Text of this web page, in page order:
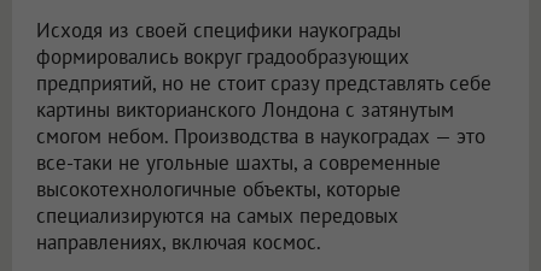
Исходя из своей специфики наукограды
формировались вокруг градообразующих
предприятий, но не стоит сразу представлять себе
картины викторианского Лондона с затянутым
смогом небом. Производства в наукоградах — это
все-таки не угольные шахты, а современные
высокотехнологичные объекты, которые
специализируются на самых передовых
направлениях, включая космос.